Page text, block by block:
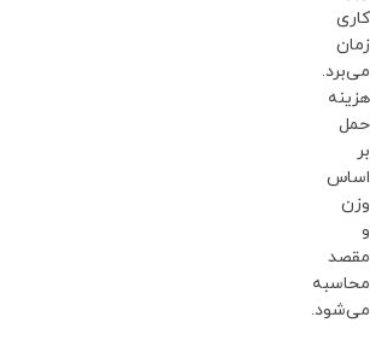
کاری
زمان
می‌برد.
هزینه
حمل
بر
اساس
وزن
و
مقصد
محاسبه
می‌شود.